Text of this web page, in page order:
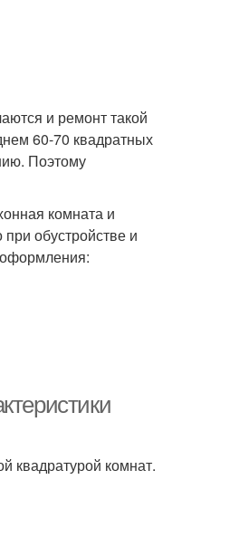
и ремонт такой
60-70 квадратных
Поэтому
комната и
обустройстве и
квадратурой комнат.